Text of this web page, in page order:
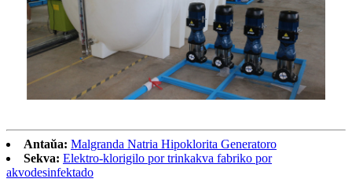
Antaŭa: Malgranda Natria Hipoklorita Generatoro
Sekva: Elektro-klorigilo por trinkakva fabriko por
akvodesinfektado